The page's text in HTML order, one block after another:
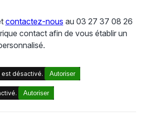
contactez-nous au 03 27 37 08 26
contact afin de vous établir un
est désactivé. Autoriser
Autoriser